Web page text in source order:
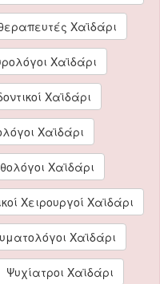
Χαϊδάρι
Χαϊδάρι
Χαϊδάρι
Χαϊδάρι
Χαϊδάρι
Χειρουργοί Χαϊδάρι
Χαϊδάρι
Ψυχίατροι Χαϊδάρι